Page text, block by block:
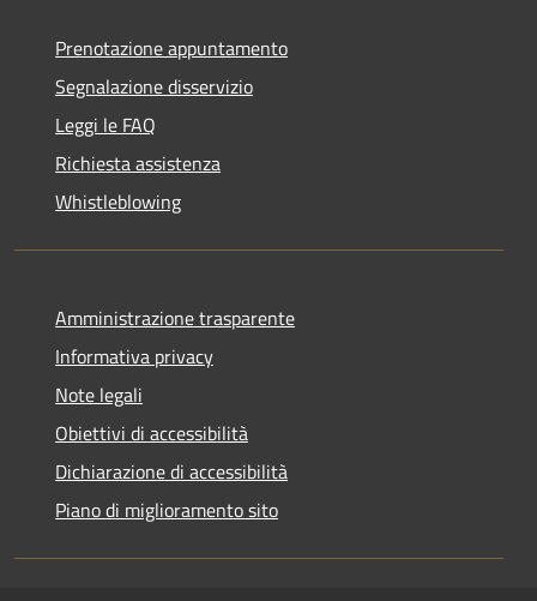
Prenotazione appuntamento
Segnalazione disservizio
Leggi le FAQ
Richiesta assistenza
Whistleblowing
Amministrazione trasparente
Informativa privacy
Note legali
Obiettivi di accessibilità
Dichiarazione di accessibilità
Piano di miglioramento sito